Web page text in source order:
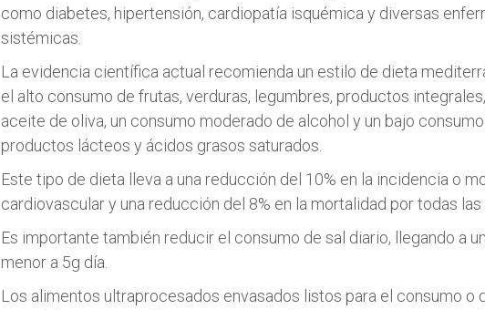
como diabetes, hipertensión, cardiopatía isquémica y diversas
sistémicas.
La evidencia científica actual recomienda un estilo de dieta
el alto consumo de frutas, verduras, legumbres, productos
aceite de oliva, un consumo moderado de alcohol y un bajo
productos lácteos y ácidos grasos saturados.
Este tipo de dieta lleva a una reducción del 10% en la incidencia o
cardiovascular y ​​una reducción del 8% en la mortalidad por todas las
Es importante también reducir el consumo de sal diario, llegando a
menor a 5g día.
Los alimentos ultraprocesados envasados listos para el consumo o